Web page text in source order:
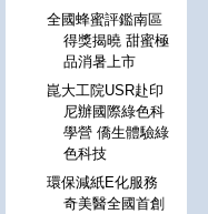
全國蜂蜜評鑑南區
得獎揭曉 甜蜜極
品消暑上市
崑大工院USR赴印
尼辦國際綠色科
學營 僑生體驗綠
色科技
環保減紙E化服務
奇美醫全國首創